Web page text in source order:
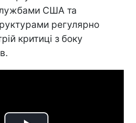
США та
регулярно
критиці з боку